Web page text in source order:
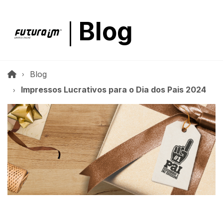
Blog
Blog
Impressos Lucrativos para o Dia dos Pais 2024